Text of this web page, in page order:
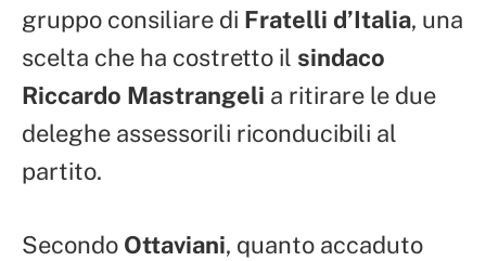
gruppo consiliare di Fratelli d’Italia, una
scelta che ha costretto il sindaco
Riccardo Mastrangeli a ritirare le due
deleghe assessorili riconducibili al
partito.
Secondo Ottaviani, quanto accaduto